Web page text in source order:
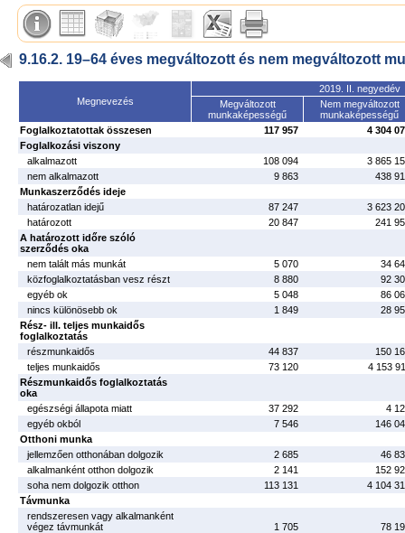
9.16.2. 19–64 éves megváltozott és nem megváltozott
Megnevezés
2019. II. negyedév
Megváltozott
munkaképességű
Nem megváltozott
munkaképességű
Foglalkoztatottak összesen
117 957
4 304
Foglalkozási viszony
alkalmazott
108 094
3 865
nem alkalmazott
9 863
438
Munkaszerződés ideje
határozatlan idejű
87 247
3 623
határozott
20 847
241
A határozott időre szóló
szerződés oka
nem talált más munkát
5 070
34
közfoglalkoztatásban vesz részt
8 880
92
egyéb ok
5 048
86
nincs különösebb ok
1 849
28
Rész- ill. teljes munkaidős
foglalkoztatás
részmunkaidős
44 837
150
teljes munkaidős
73 120
4 153
Részmunkaidős foglalkoztatás
oka
egészségi állapota miatt
37 292
4
egyéb okból
7 546
146
Otthoni munka
jellemzően otthonában dolgozik
2 685
46
alkalmanként otthon dolgozik
2 141
152
soha nem dolgozik otthon
113 131
4 104
Távmunka
rendszeresen vagy alkalmanként
végez távmunkát
1 705
78